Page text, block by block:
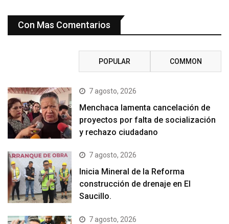
Con Mas Comentarios
POPULAR COMMON
7 agosto, 2026
Menchaca lamenta cancelación de
proyectos por falta de socialización
y rechazo ciudadano
7 agosto, 2026
Inicia Mineral de la Reforma
construcción de drenaje en El
Saucillo.
7 agosto, 2026